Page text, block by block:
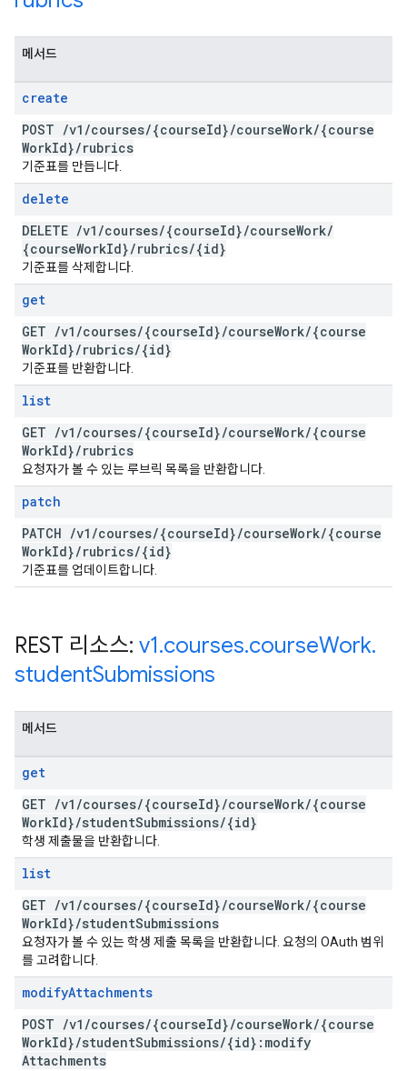
메서드
create
POST /v1 /courses/{courseId}/courseWork/{course
WorkId}/rubrics
기준표를 만듭니다.
delete
DELETE /v1 /courses/{courseId}/courseWork/
{courseWorkId}/rubrics/{id}
기준표를 삭제합니다.
get
GET /v1 /courses/{courseId}/courseWork/{course
WorkId}/rubrics/{id}
기준표를 반환합니다.
list
GET /v1 /courses/{courseId}/courseWork/{course
WorkId}/rubrics
요청자가 볼 수 있는 루브릭 목록을 반환합니다.
patch
PATCH /v1 /courses/{courseId}/courseWork/{course
WorkId}/rubrics/{id}
기준표를 업데이트합니다.
REST 리소스: v1.courses.courseWork.
studentSubmissions
메서드
get
GET /v1 /courses/{courseId}/courseWork/{course
WorkId}/studentSubmissions/{id}
학생 제출물을 반환합니다.
list
GET /v1 /courses/{courseId}/courseWork/{course
WorkId}/studentSubmissions
요청자가 볼 수 있는 학생 제출 목록을 반환합니다. 요청의 OAuth 범위
를 고려합니다.
modifyAttachments
POST /v1 /courses/{courseId}/courseWork/{course
WorkId}/studentSubmissions/{id}:modify
Attachments